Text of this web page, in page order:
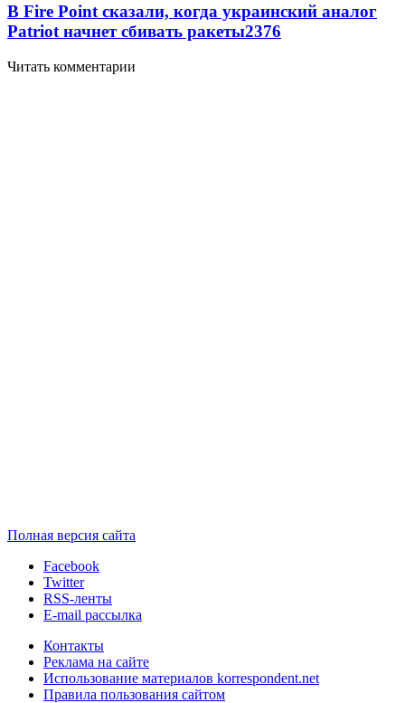
В Fire Point сказали, когда украинский аналог
Patriot начнет сбивать ракеты2376
Читать комментарии
Полная версия сайта
Facebook
Twitter
RSS-ленты
E-mail рассылка
Контакты
Реклама на сайте
Использование материалов korrespondent.net
Правила пользования сайтом